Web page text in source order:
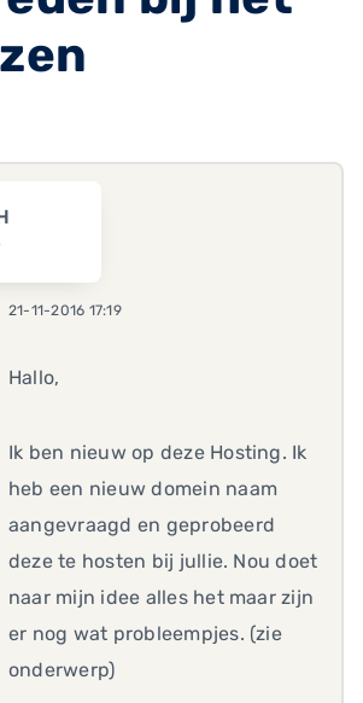
21-11-2016 17:19
Hallo,
Ik ben nieuw op deze Hosting. Ik
heb een nieuw domein naam
aangevraagd en geprobeerd
deze te hosten bij jullie. Nou doet
naar mijn idee alles het maar zijn
er nog wat probleempjes. (zie
onderwerp)